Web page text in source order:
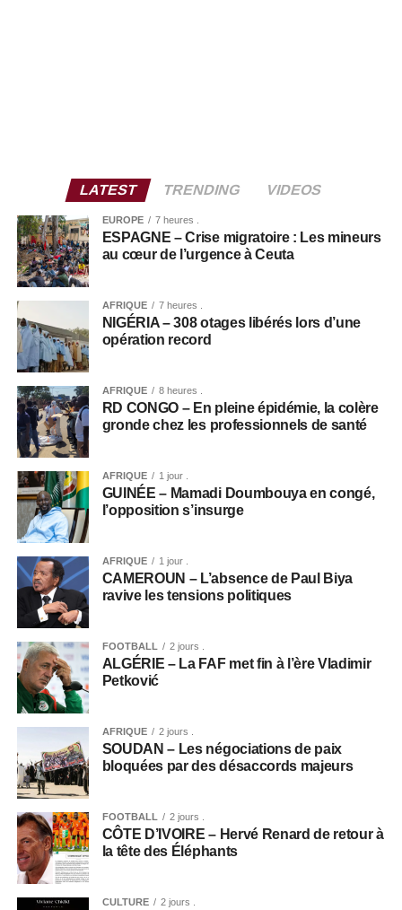
LATEST TRENDING VIDEOS
EUROPE 7 heures .
ESPAGNE – Crise migratoire : Les mineurs
au cœur de l’urgence à Ceuta
AFRIQUE 7 heures .
NIGÉRIA – 308 otages libérés lors d’une
opération record
AFRIQUE 8 heures .
RD CONGO – En pleine épidémie, la colère
gronde chez les professionnels de santé
AFRIQUE 1 jour .
GUINÉE – Mamadi Doumbouya en congé,
l’opposition s’insurge
AFRIQUE 1 jour .
CAMEROUN – L’absence de Paul Biya
ravive les tensions politiques
FOOTBALL 2 jours .
ALGÉRIE – La FAF met fin à l’ère Vladimir
Petković
AFRIQUE 2 jours .
SOUDAN – Les négociations de paix
bloquées par des désaccords majeurs
FOOTBALL 2 jours .
CÔTE D’IVOIRE – Hervé Renard de retour à
la tête des Éléphants
CULTURE 2 jours .